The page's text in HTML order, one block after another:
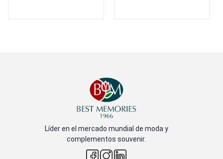
Líder en el mercado mundial de moda y
complementos souvenir.